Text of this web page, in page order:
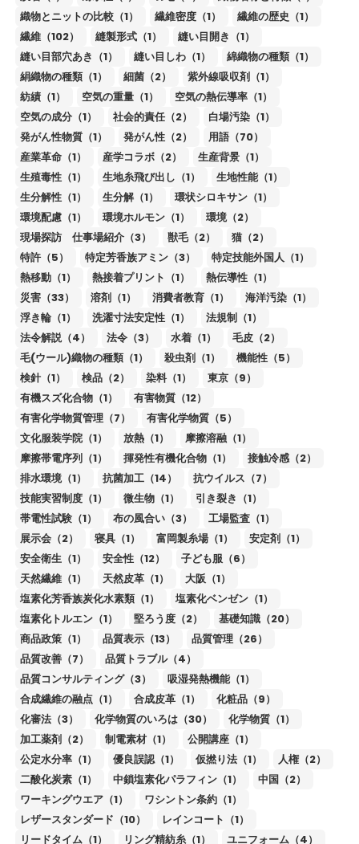
織物とニットの比較（1）
繊維密度（1）
繊維の歴史（1）
繊維（102）
縫製形式（1）
縫い目開き（1）
縫い目部穴あき（1）
縫い目しわ（1）
綿織物の種類（1）
絹織物の種類（1）
細菌（2）
紫外線吸収剤（1）
紡績（1）
空気の重量（1）
空気の熱伝導率（1）
空気の成分（1）
社会的責任（2）
白場汚染（1）
発がん性物質（1）
発がん性（2）
用語（70）
産業革命（1）
産学コラボ（2）
生産背景（1）
生殖毒性（1）
生地糸飛び出し（1）
生地性能（1）
生分解性（1）
生分解（1）
環状シロキサン（1）
環境配慮（1）
環境ホルモン（1）
環境（2）
現場探訪 仕事場紹介（3）
獣毛（2）
猫（2）
特許（5）
特定芳香族アミン（3）
特定技能外国人（1）
熱移動（1）
熱接着プリント（1）
熱伝導性（1）
災害（33）
溶剤（1） 消費者教育（1）
海洋汚染（1）
浮き輪（1）
洗濯寸法安定性（1）
法規制（1）
法令解説（4）
法令（3） 水着（1）
毛皮（2）
毛(ウール)織物の種類（1）
殺虫剤（1）
機能性（5）
検針（1）
検品（2） 染料（1）
東京（9）
有機スズ化合物（1）
有害物質（12）
有害化学物質管理（7）
有害化学物質（5）
文化服装学院（1）
放熱（1）
摩擦溶融（1）
摩擦帯電序列（1）
揮発性有機化合物（1）
接触冷感（2）
排水環境（1）
抗菌加工（14）
抗ウイルス（7）
技能実習制度（1）
微生物（1）
引き裂き（1）
帯電性試験（1）
布の風合い（3）
工場監査（1）
展示会（2）
寝具（1） 富岡製糸場（1）
安定剤（1）
安全衛生（1）
安全性（12）
子ども服（6）
天然繊維（1）
天然皮革（1）
大阪（1）
塩素化芳香族炭化水素類（1）
塩素化ベンゼン（1）
塩素化トルエン（1）
堅ろう度（2）
基礎知識（20）
商品政策（1）
品質表示（13）
品質管理（26）
品質改善（7）
品質トラブル（4）
品質コンサルティング（3）
吸湿発熱機能（1）
合成繊維の融点（1）
合成皮革（1）
化粧品（9）
化審法（3）
化学物質のいろは（30）
化学物質（1）
加工薬剤（2）
制電素材（1）
公開講座（1）
公定水分率（1）
優良誤認（1） 仮撚り法（1）
人権（2）
二酸化炭素（1）
中鎖塩素化パラフィン（1）
中国（2）
ワーキングウエア（1）
ワシントン条約（1）
レザースタンダード（10）
レインコート（1）
リードタイム（1）
リング精紡糸（1） ユニフォーム（4）